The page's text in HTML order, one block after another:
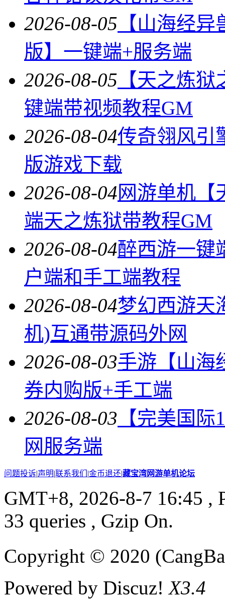
2026-08-05 【山海经
版】一键端+服务端
2026-08-05 【天之炼
键端带视频教程GM
2026-08-04传奇翎风引
版游戏下载
2026-08-04网游单机【
端天之炼狱带教程GM
2026-08-04醉西游一键
户端和手工端教程
2026-08-04梦幻西游天
机)互通带源码外网
2026-08-03手游【山海
券内购版+手工端
2026-08-03 【完美国
网服务端
问题投诉|声明|联系我们 |金币退还|藏宝湾网游单机论坛
GMT+8, 2026-8-7 16:45 ,
33 queries , Gzip On.
Copyright © 2020
Powered by Discuz!X3.4